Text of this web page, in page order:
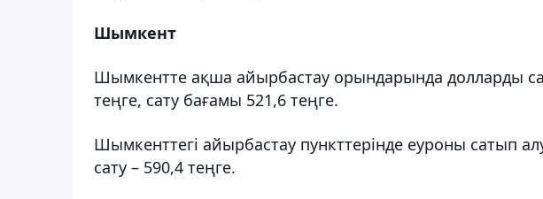
Шымкент
Шымкентте ақша айырбастау орындарында долларды
теңге, сату бағамы 521,6 теңге.
Шымкенттегі айырбастау пункттерінде еуроны сатып
сату – 590,4 теңге.